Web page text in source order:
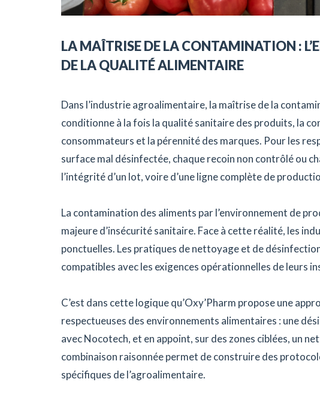
LA MAÎTRISE DE LA CONTAMINATION :
DE LA QUALITÉ ALIMENTAIRE
Dans l’industrie agroalimentaire, la maîtrise de la
conditionne à la fois la qualité sanitaire des produits, la
consommateurs et la pérennité des marques. Pour les
surface mal désinfectée, chaque recoin non contrôlé ou
l’intégrité d’un lot, voire d’une ligne complète de
La contamination des aliments par l’environnement de
majeure d’insécurité sanitaire. Face à cette réalité, les
ponctuelles. Les pratiques de nettoyage et de
compatibles avec les exigences opérationnelles de leurs
C’est dans cette logique qu’Oxy’Pharm propose une
respectueuses des environnements alimentaires : une
avec Nocotech, et en appoint, sur des zones ciblées, un
combinaison raisonnée permet de construire des
spécifiques de l’agroalimentaire.